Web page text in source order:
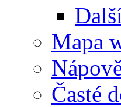
Mapa
Časté